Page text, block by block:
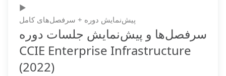
▶️
پیش‌نمایش دوره + سرفصل‌های کامل
سرفصل‌ها و پیش‌نمایش جلسات دوره
CCIE Enterprise Infrastructure
(2022)